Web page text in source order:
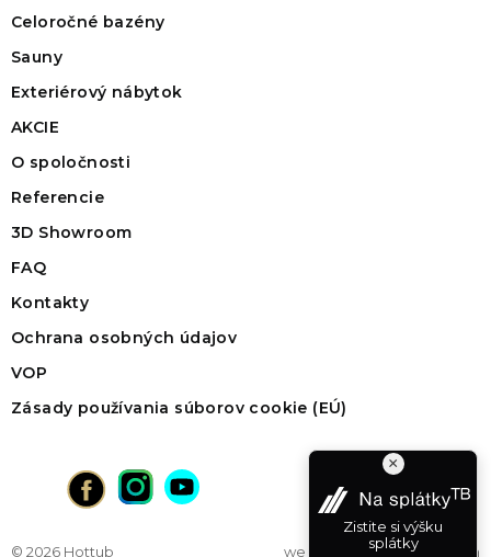
Celoročné bazény
Sauny
Exteriérový nábytok
AKCIE
O spoločnosti
Referencie
3D Showroom
FAQ
Kontakty
Ochrana osobných údajov
VOP
Zásady používania súborov cookie (EÚ)
© 2026 Hottub web na mieruod vibration
×
Zistite si výšku
splátky